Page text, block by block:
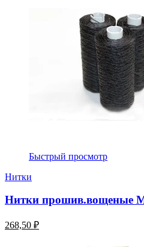
Быстрый просмотр
Нитки
Нитки прошив.вощеные
268,50 ₽